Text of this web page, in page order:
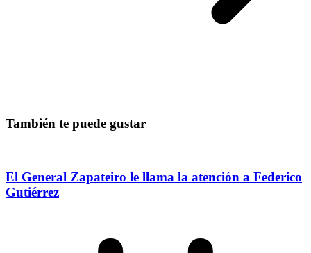
También te puede gustar
El General Zapateiro le llama la atención a Federico
Gutiérrez